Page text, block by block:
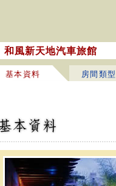
和風新天地汽車旅館
基本資料 房間類型